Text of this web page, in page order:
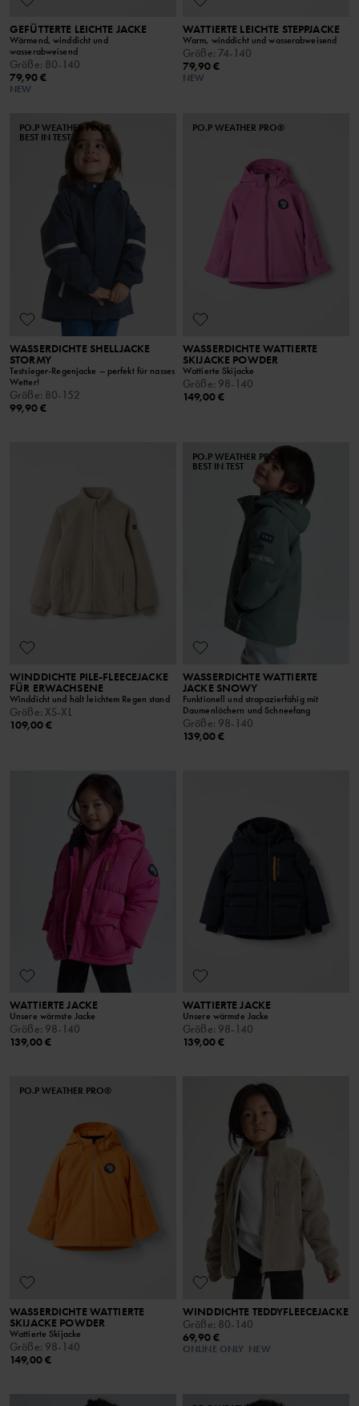
GEFÜTTERTE LEICHTE JACKE
Wärmend, winddicht und
wasserabweisend
Größe: 80-140
79,90 €
NEW
WATTIERTE LEICHTE STEPPJACKE
Warm, winddicht und wasserabweisend
Größe: 74-140
79,90 €
NEW
PO.P WEATHER PRO®
BEST IN TEST
WASSERDICHTE SHELLJACKE
STORMY
Testsieger-Regenjacke – perfekt für nasses
Wetter!
Größe: 80-152
99,90 €
PO.P WEATHER PRO®
WASSERDICHTE WATTIERTE
SKIJACKE POWDER
Wattierte Skijacke
Größe: 98-140
149,00 €
WINDDICHTE PILE-FLEECEJACKE
FÜR ERWACHSENE
Winddicht und hält leichtem Regen stand
Größe: XS-XL
109,00 €
PO.P WEATHER PRO®
BEST IN TEST
WASSERDICHTE WATTIERTE
JACKE SNOWY
Funktionell und strapazierfähig mit
Daumenlöchern und Schneefang
Größe: 98-140
139,00 €
WATTIERTE JACKE
Unsere wärmste Jacke
Größe: 98-140
139,00 €
WATTIERTE JACKE
Unsere wärmste Jacke
Größe: 98-140
139,00 €
PO.P WEATHER PRO®
WASSERDICHTE WATTIERTE
SKIJACKE POWDER
Wattierte Skijacke
Größe: 98-140
149,00 €
WINDDICHTE TEDDYFLEECEJACKE
Größe: 80-140
69,90 €
ONLINE ONLY NEW